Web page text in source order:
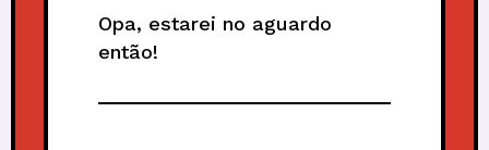
Opa, estarei no aguardo
então!